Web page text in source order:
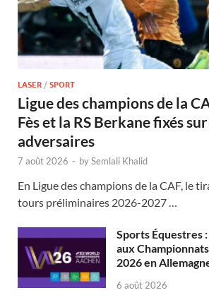
LASER / SPORT
Ligue des champions de la
Fès et la RS Berkane fixés
adversaires
7 août 2026 - bySemlali Khalid
En Ligue des champions de la CAF, le
tours préliminaires 2026-2027 …
Sports Équestres
aux
2026 en
6 août 2026